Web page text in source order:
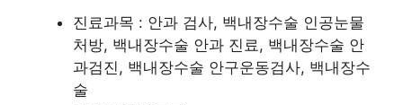
진료과목 : 안과 검사, 백내장수술 인공눈물
처방, 백내장수술 안과 진료, 백내장수술 안
과검진, 백내장수술 안구운동검사, 백내장수
술